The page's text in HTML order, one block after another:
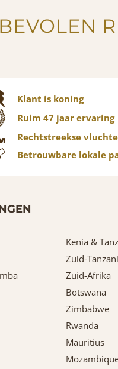
Klant is koning
Ruim 47 jaar ervaring
Rechtstreekse
Betrouwbare lokale
Kenia &
Zuid-
Zuid-Afrika
Botswana
Zimbabwe
Rwanda
Mauritius